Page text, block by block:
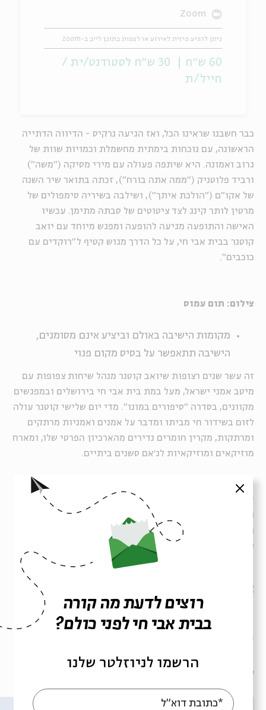
כבר חשבנו שראינו הכל, ואז הגיעה נרקיס - הדיווה הדתייה
הראשונה, עם נוכחות בימתית מחשמלת וכמויות שוות של
גרוב ואמונה. היא שיתפה פעולה עם מירי מסיקה ("משה")
ורביד פלוטניק ("ממה אתה בורח"), זכתה בתואר שיר השנה
של אקו"ם ("הולכת איתך"), ושילבה בשיריה סימפולים של
מרטין לותר קינג לצד ציטוטים של סבתהּ מתימן. עכשיו
האישה והתופעה מגיעה להופעה ומפגש מיוחד עם יואב
קוטנר בבית אבי חי, על כל הדרך מגוש קטיף ל"רוקדים עם
כוכבים".
צילום: תום עמוס
מקומות הישיבה באולם וביציע אינם מסומנים,
הישיבה תתאפשר על בסיס מקום פנוי
זה עשר שנים רצופות שיואב קוטנר מנהל שיחות צפופות עם
מיטב אמני ישראל, מעל במת בית אבי חי בירושלים ובמפגשים
מקוונים, בסדרה "סיפורים במונו". מדי יום שלישי קוטנר עולה
לזום בשידור חי מביתו ומדבר על אמנים ואמניות מרתקים
ומרתקות, מקרין חומרים נדירים מהארכיון הפרטי שלו, ומארח
מוזיקאים ומוזיקאיות לג׳אם סשנים ביתיים.
-
עריכה והנחיה: יואב קוטנר
ניהול אמנותי והפקת הסדרה: רנן סול (מונוקרייב), אבישי
חורי, שיר שרוני
טכנאי השידור בזום: ניר לייסט
הרשמה לאירועים דומים
Zoom
ניתן להגיע פיזית לאירוע או לצפות בתוכן לייב ב-zoom
60 ש״ח | 30 ש״ח לסטודנט/ית /
חייל/ת
אירועים נוספים בסדרה
סגור
רוצים לדעת מה קורה
בבית אבי חי לפני כולם?
הרשמו לניוזלטר שלנו
*כתובת דוא"ל